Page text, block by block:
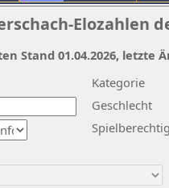
Elozahlen
Kategorie
Geschlecht
Stand 01.04.2026, letzte